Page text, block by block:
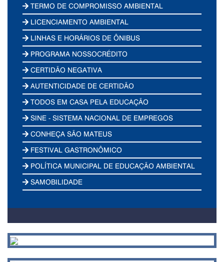
TERMO DE COMPROMISSO AMBIENTAL
LICENCIAMENTO AMBIENTAL
LINHAS E HORÁRIOS DE ÔNIBUS
PROGRAMA NOSSOCRÉDITO
CERTIDÃO NEGATIVA
AUTENTICIDADE DE CERTIDÃO
TODOS EM CASA PELA EDUCAÇÃO
SINE - SISTEMA NACIONAL DE EMPREGOS
CONHEÇA SÃO MATEUS
FESTIVAL GASTRONÔMICO
POLÍTICA MUNICIPAL DE EDUCAÇÃO AMBIENTAL
SAMOBILIDADE